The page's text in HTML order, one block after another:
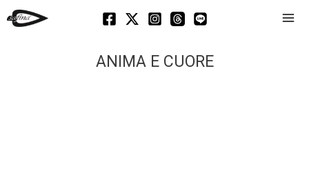
ANIMA E CUORE